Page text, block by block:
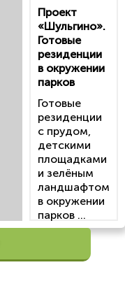
статью
Проект
«Шульгино».
Готовые
резиденции
в окружении
парков
Готовые
резиденции
с прудом,
детскими
площадками
и зелёным
ландшафтом
в окружении
парков ...
Просмотров:
Опубликована: